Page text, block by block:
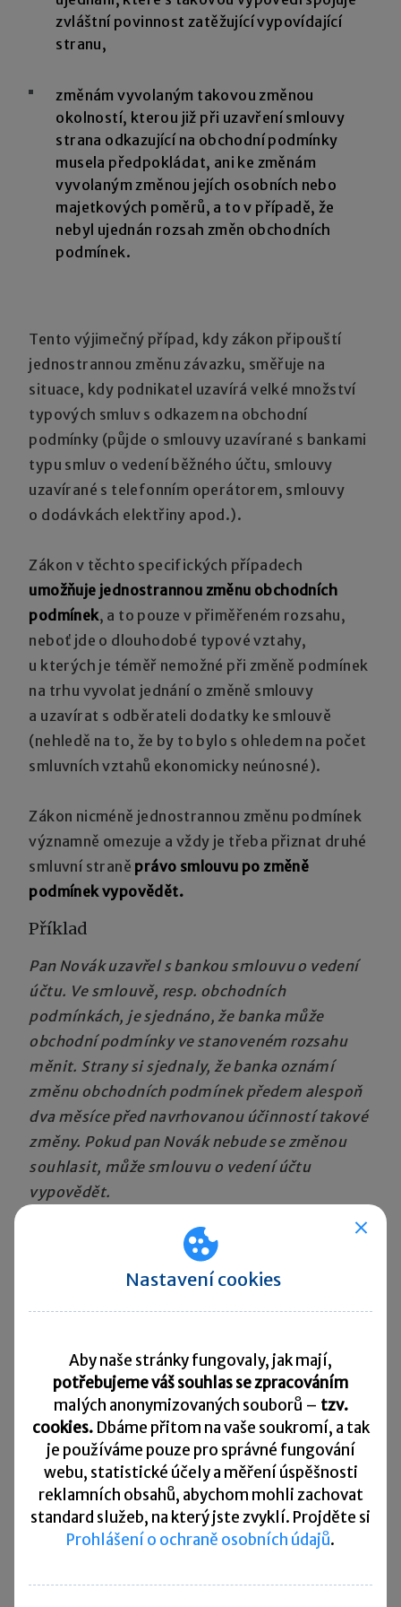
zvláštní povinnost zatěžující vypovídající
stranu,
změnám vyvolaným takovou změnou
okolností, kterou již při uzavření smlouvy
strana odkazující na obchodní podmínky
musela předpokládat, ani ke změnám
vyvolaným změnou jejích osobních nebo
majetkových poměrů, a to v případě, že
nebyl ujednán rozsah změn obchodních
podmínek.
Tento výjimečný případ, kdy zákon připouští
jednostrannou změnu závazku, směřuje na
situace, kdy podnikatel uzavírá velké množství
typových smluv s odkazem na obchodní
podmínky (půjde o smlouvy uzavírané s bankami
typu smluv o vedení běžného účtu, smlouvy
uzavírané s telefonním operátorem, smlouvy
o dodávkách elektřiny apod.).
Zákon v těchto specifických případech
umožňuje jednostrannou změnu obchodních
podmínek, a to pouze v přiměřeném rozsahu,
neboť jde o dlouhodobé typové vztahy,
u kterých je téměř nemožné při změně podmínek
na trhu vyvolat jednání o změně smlouvy
a uzavírat s odběrateli dodatky ke smlouvě
(nehledě na to, že by to bylo s ohledem na počet
smluvních vztahů ekonomicky neúnosné).
Zákon nicméně jednostrannou změnu podmínek
významně omezuje a vždy je třeba přiznat druhé
smluvní straně právo smlouvu po změně
podmínek vypovědět.
Příklad
Pan Novák uzavřel s bankou smlouvu o vedení
účtu. Ve smlouvě, resp. obchodních
podmínkách, je sjednáno, že banka může
obchodní podmínky ve stanoveném rozsahu
měnit. Strany si sjednaly, že banka oznámí
změnu obchodních podmínek předem alespoň
dva měsíce před navrhovanou účinností takové
změny. Pokud pan Novák nebude se změnou
souhlasit, může smlouvu o vedení účtu
vypovědět.
V případě, že pan Novák smlouvu nevypoví, pak
s účinností ode dne, ke kterému byla navržena
změna obchodních podmínek, se obchodní
podmínky mění a jsou pro pana Nováka ve
Specifický proces pro možné zvýšení či snížení
nájemnéhou nájmu bytu
je upraven
v § 2249 NOZ, kterýneumožňuje jednostrannou
změnu nájemného, ale umožňuje, aby o změně
výše nájemného rozhodl soud.
Neultimativní změny
Nastavení cookies
Aby naše stránky fungovaly, jak mají,
potřebujeme váš souhlas se zpracováním
malých anonymizovaných souborů – tzv.
cookies. Dbáme přitom na vaše soukromí, a tak
je používáme pouze pro správné fungování
webu, statistické účely a měření úspěšnosti
reklamních obsahů, abychom mohli zachovat
standard služeb, na který jste zvyklí. Projděte si
Prohlášení o ochraně osobních údajů.